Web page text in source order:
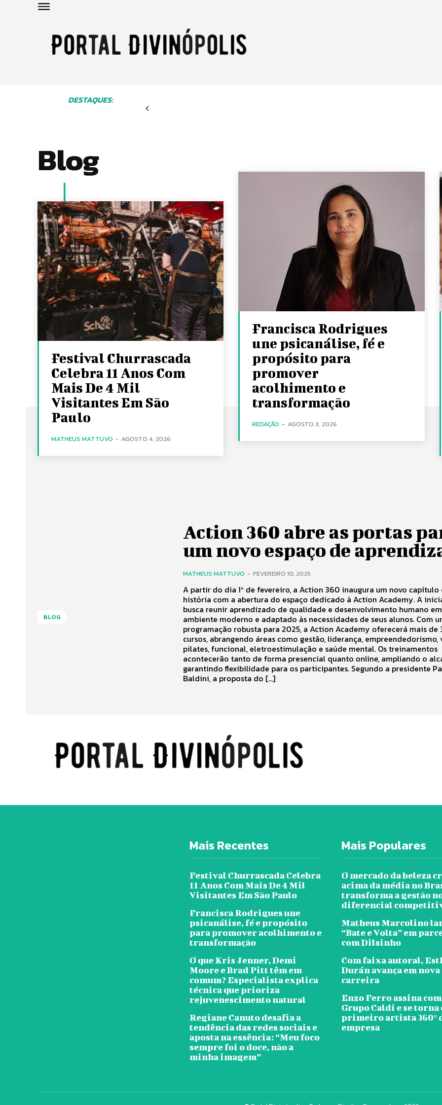
DESTAQUES:
Blog
Festival Churrascada
Celebra 11 Anos Com
Mais De 4 Mil
Visitantes Em São
Paulo
MATHEUS MATTUVO - AGOSTO 4, 2026
Francisca Rodrigues
une psicanálise, fé e
propósito para
promover
acolhimento e
transformação
REDAÇÃO - AGOSTO 3, 2026
BLOG
Action 360 abre as portas
um novo espaço de
MATHEUS MATTUVO - FEVEREIRO 10, 2025
A partir do dia 1º de fevereiro, a Action 360 inaugura um novo capítulo
história com a abertura do espaço dedicado à Action Academy. A
busca reunir aprendizado de qualidade e desenvolvimento humano
ambiente moderno e adaptado às necessidades de seus alunos. Com
programação robusta para 2025, a Action Academy oferecerá mais de
cursos, abrangendo áreas como gestão, liderança, empreendedorismo,
pilates, funcional, eletroestimulação e saúde mental. Os treinamentos
acontecerão tanto de forma presencial quanto online, ampliando o
garantindo flexibilidade para os participantes. Segundo a presidente
Baldini, a proposta do […]
Mais Recentes
Festival Churrascada Celebra
11 Anos Com Mais De 4 Mil
Visitantes Em São Paulo
Francisca Rodrigues une
psicanálise, fé e propósito
para promover acolhimento e
transformação
O que Kris Jenner, Demi
Moore e Brad Pitt têm em
comum? Especialista explica
técnica que prioriza
rejuvenescimento natural
Regiane Canuto desafia a
tendência das redes sociais e
aposta na essência: “Meu foco
sempre foi o doce, não a
minha imagem”
Mais Populares
O mercado da beleza
acima da média no
transforma a gestão
diferencial
Matheus Marcolino
“Bate e Volta” em
com Dilsinho
Com faixa autoral,
Durán avança em nova
carreira
Enzo Ferro assina
Grupo Caldi e se torna
primeiro artista 360°
empresa